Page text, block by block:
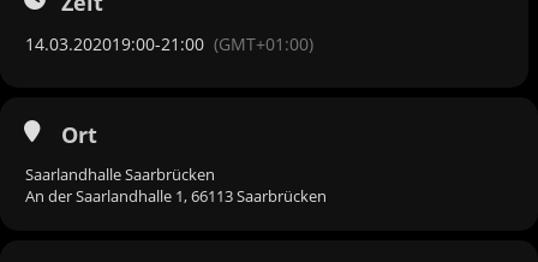
14.03.202019:00-21:00 (GMT+01:00)
Ort
Saarlandhalle Saarbrücken
An der Saarlandhalle 1, 66113 Saarbrücken